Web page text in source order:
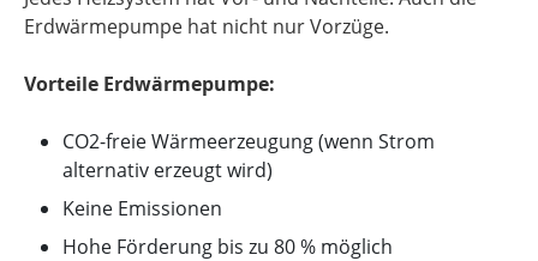
Erdwärmepumpe hat nicht nur Vorzüge.
Vorteile Erdwärmepumpe:
CO2-freie Wärmeerzeugung (wenn Strom
alternativ erzeugt wird)
Keine Emissionen
Hohe Förderung bis zu 80 % möglich